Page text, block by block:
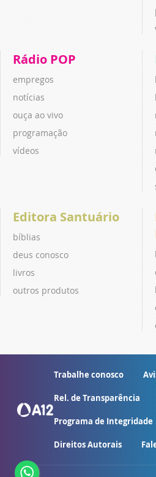
Rádio POP
empregos
notícias
ouça ao vivo
programação
vídeos
Editora Santuário
bíblias
deus conosco
livros
outros produtos
Trabalhe conosco
Rel. de Transparência
Programa de Integridade
Direitos Autorais